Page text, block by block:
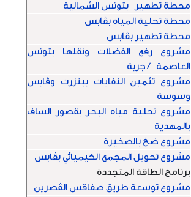
محطة تطهير بتونس الشمالية
محطة تحلية المياه بڤابس
محطة تطهير بڤابس
مشروع رفع الفضلات ونقلها بتونس
العاصمة / جربة
مشروع تثمين النفايات ببنزرت وڤابس
وسوسة
مشروع تحلية مياه البحر بقصور الساف
بالمهدية
مشروع ضخ بالصخيرة
مشروع تحويل المجمع الكيميائي بڤابس
برنامج الطاقة المتجددة
مشروع توسعة طريق صفاقس الڤصرين